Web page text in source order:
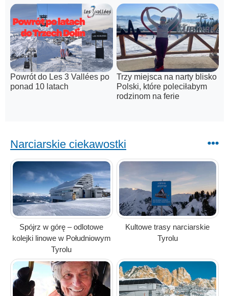
Powrót do Les 3 Vallées po
ponad 10 latach
Trzy miejsca na narty blisko
Polski, które poleciłabym
rodzinom na ferie
Narciarskie ciekawostki
Spójrz w górę – odlotowe
kolejki linowe w Południowym
Tyrolu
Kultowe trasy narciarskie
Tyrolu